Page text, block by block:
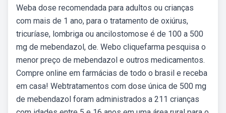
Weba dose recomendada para adultos ou crianças
com mais de 1 ano, para o tratamento de oxiúrus,
tricuríase, lombriga ou ancilostomose é de 100 a 500
mg de mebendazol, de. Webo cliquefarma pesquisa o
menor preço de mebendazol e outros medicamentos.
Compre online em farmácias de todo o brasil e receba
em casa! Webtratamentos com dose única de 500 mg
de mebendazol foram administrados a 211 crianças